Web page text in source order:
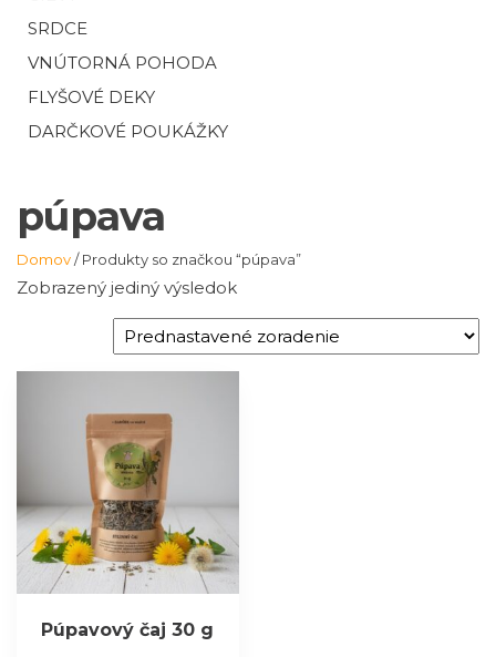
SRDCE
VNÚTORNÁ POHODA
FLYŠOVÉ DEKY
DARČKOVÉ POUKÁŽKY
púpava
Domov/ Produkty so značkou “púpava”
Zobrazený jediný výsledok
Púpavový čaj 30 g